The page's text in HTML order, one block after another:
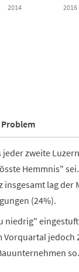
2014 2016
zweite
Hemmnis"
insgesamt lag
(24%).
niedrig"
jedoch
so.